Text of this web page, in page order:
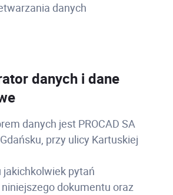
danych
danych i dane
danych jest PROCAD SA
przy ulicy Kartuskiej
jakichkolwiek pytań
dokumentu oraz